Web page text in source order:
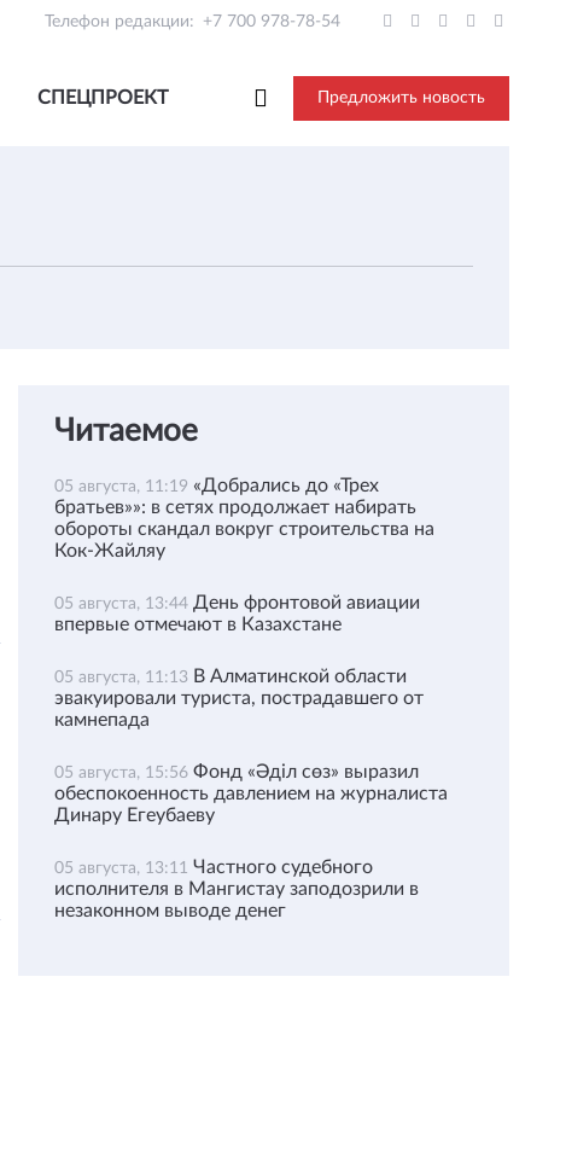
Телефон редакции: +7 700 978-78-54
СПЕЦПРОЕКТ Предложить новость
Читаемое
05 августа, 11:19 «Добрались до «Трех
братьев»»: в сетях продолжает набирать
обороты скандал вокруг строительства на
Кок-Жайляу
05 августа, 13:44 День фронтовой авиации
впервые отмечают в Казахстане
05 августа, 11:13 В Алматинской области
эвакуировали туриста, пострадавшего от
камнепада
05 августа, 15:56 Фонд «Әділ сөз» выразил
обеспокоенность давлением на журналиста
Динару Егеубаеву
05 августа, 13:11 Частного судебного
исполнителя в Мангистау заподозрили в
незаконном выводе денег